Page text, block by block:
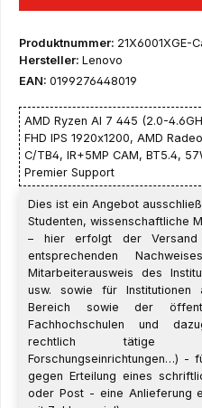
Produktnummer: 21X6001XGE-
Hersteller: Lenovo
EAN: 0199276448019
AMD Ryzen AI 7 445 (2.0-
FHD IPS 1920x1200, AMD
C/TB4, IR+5MP CAM, BT5.4,
Premier Support
Dies ist ein Angebot
Studenten, wissenschaftliche
– hier erfolgt der Versand
entsprechenden
Mitarbeiterausweis des
usw. sowie für Institutionen
Bereich sowie der
Fachhochschulen und
rechtlich tätige
Forschungseinrichtungen…) -
gegen Erteilung eines
oder Post - eine Anlieferung